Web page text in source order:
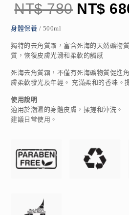
NT$780 NT$
身體保養 / 500ml
獨特的去角質霜，富含死海的天然礦物
質，恢復皮膚光滑和柔軟的觸感
死海去角質霜，不僅有死海礦物質促進
膚柔軟發光及年輕。 充滿柔和的香味。
使用說明
適用於潮濕的身體皮膚，揉搓和沖洗。
建議日常使用。